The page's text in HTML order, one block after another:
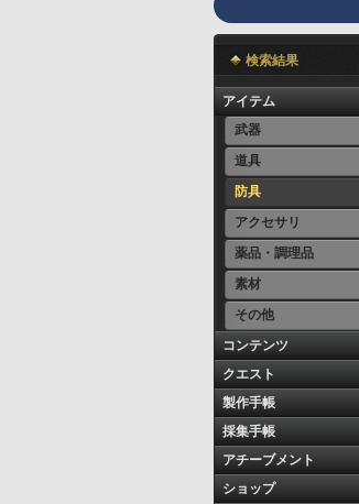
検索結果
アイテム
武器
道具
防具
アクセサリ
薬品・調理品
素材
その他
コンテンツ
クエスト
製作手帳
採集手帳
アチーブメント
ショップ